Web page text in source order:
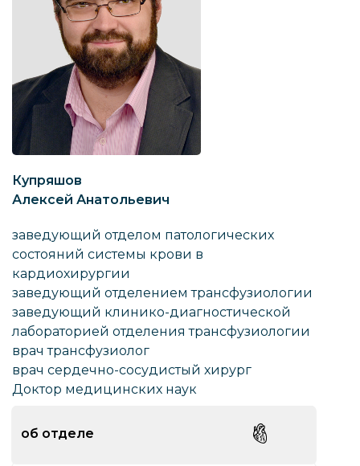
Купряшов
Алексей Анатольевич
заведующий отделом патологических
состояний системы крови в
кардиохирургии
заведующий отделением трансфузиологии
заведующий клинико-диагностической
лабораторией отделения трансфузиологии
врач трансфузиолог
врач сердечно-сосудистый хирург
Доктор медицинских наук
об отделе